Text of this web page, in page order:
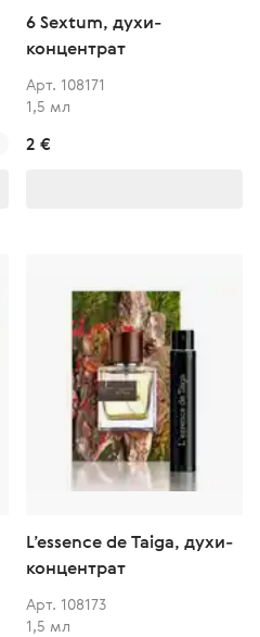
6 Sextum, духи-
концентрат
Арт. 108171
1,5 мл
2 €
L’essence de Taiga, духи-
концентрат
Арт. 108173
1,5 мл